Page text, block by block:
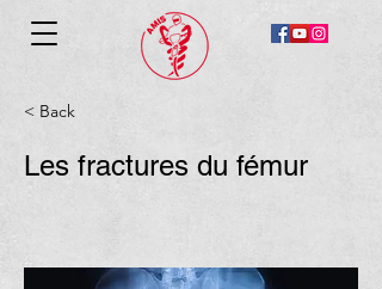
< Back
Les fractures du fémur